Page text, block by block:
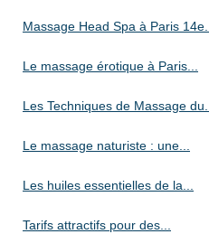
Massage Head Spa à Paris 14e...
Le massage érotique à Paris...
Les Techniques de Massage du...
Le massage naturiste : une...
Les huiles essentielles de la...
Tarifs attractifs pour des...